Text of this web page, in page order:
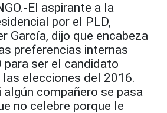
El aspirante a la
por el PLD,
García, dijo que encabeza
preferencias internas
ser el candidato
las elecciones del 2016.
algún compañero se pasa
no celebre porque le